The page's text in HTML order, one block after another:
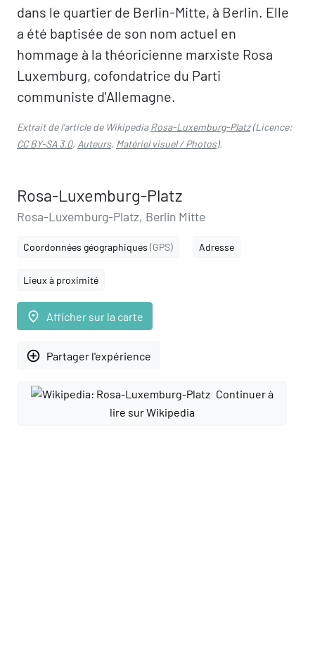
dans le quartier de Berlin-Mitte, à Berlin. Elle
a été baptisée de son nom actuel en
hommage à la théoricienne marxiste Rosa
Luxemburg, cofondatrice du Parti
communiste d'Allemagne.
Extrait de l'article de WikipediaRosa-Luxemburg-Platz(Licence:
CC BY-SA 3.0, Auteurs, Matériel visuel / Photos).
Rosa-Luxemburg-Platz
Rosa-Luxemburg-Platz, Berlin Mitte
Coordonnées géographiques (GPS) Adresse
Lieux à proximité
place Afficher sur la carte
add_circle_outline Partager l'expérience
Continuer à
lire sur Wikipedia